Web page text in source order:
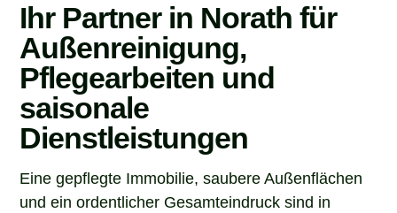
Ihr Partner in Norath für
Außenreinigung,
Pflegearbeiten und
saisonale
Dienstleistungen
Eine gepflegte Immobilie, saubere Außenflächen
und ein ordentlicher Gesamteindruck sind in